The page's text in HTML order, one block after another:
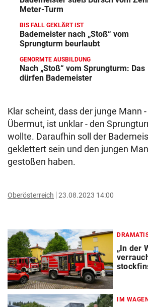
Meter-Turm
BIS FALL GEKLÄRT IST
Bademeister nach „Stoß“ vom
Sprungturm beurlaubt
GENORMTE AUSBILDUNG
Nach „Stoß“ vom Sprungturm: Das
dürfen Bademeister
Klar scheint, dass der junge Mann
Übermut, ist unklar - den
wollte. Daraufhin soll der
geklettert sein und den jungen
gestoßen haben.
Oberösterreich 23.08.2023 14:00
„In der
IM